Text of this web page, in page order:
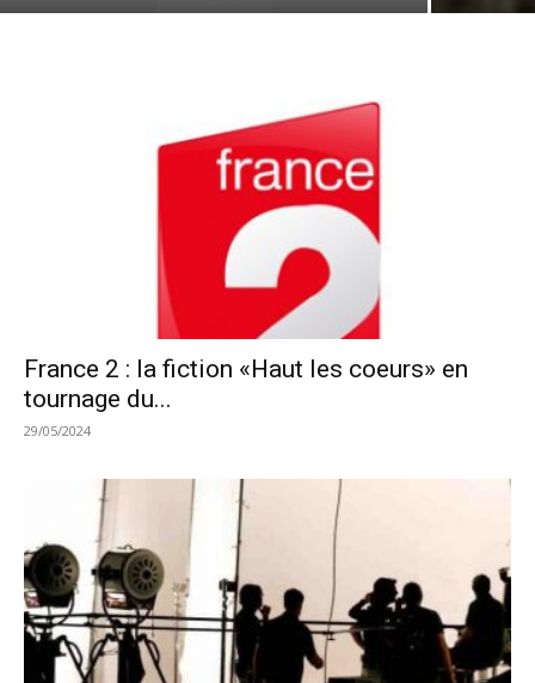
France 2 : la fiction «Haut les coeurs» en
tournage du...
29/05/2024